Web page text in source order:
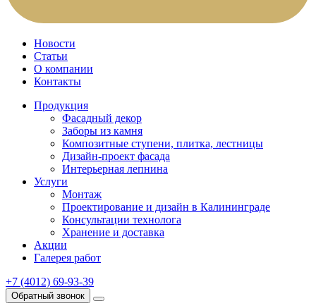
Новости
Статьи
О компании
Контакты
Продукция
Фасадный декор
Заборы из камня
Композитные ступени, плитка, лестницы
Дизайн-проект фасада
Интерьерная лепнина
Услуги
Монтаж
Проектирование и дизайн в Калининграде
Консультации технолога
Хранение и доставка
Акции
Галерея работ
+7 (4012) 69-93-39
Обратный звонок